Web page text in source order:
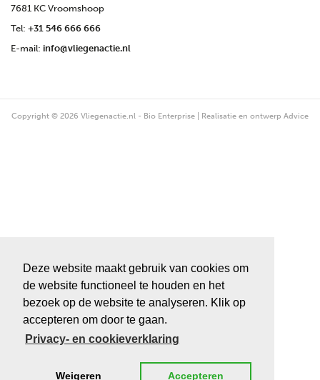
Deze website maakt gebruik van cookies om
de website functioneel te houden en het
bezoek op de website te analyseren. Klik op
accepteren om door te gaan.
Privacy- en cookieverklaring
Weigeren Accepteren
7681 KC Vroomshoop
Tel: +31 546 666 666
E-mail: info@vliegenactie.nl
Copyright © 2026 Vliegenactie.nl - Bio Enterprise | Realisatie en ontwerp Advice